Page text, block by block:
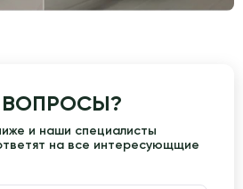
и наши специалисты
на все интересующщие